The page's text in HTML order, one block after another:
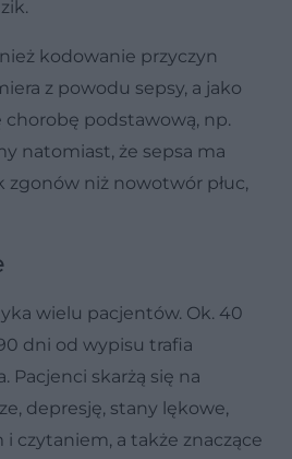
kodowanie przyczyn
z powodu sepsy, a jako
chorobę podstawową, np.
natomiast, że sepsa ma
zgonów niż nowotwór płuc,
wielu pacjentów. Ok. 40
dni od wypisu trafia
Pacjenci skarżą się na
depresję, stany lękowe,
czytaniem, a także znaczące